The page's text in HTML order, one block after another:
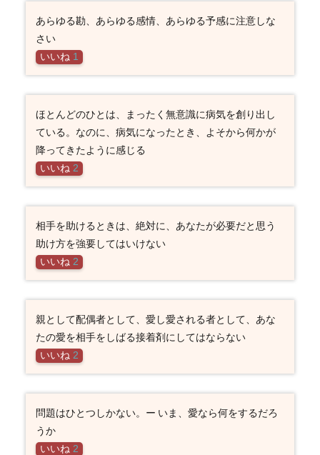
あらゆる勘、あらゆる感情、あらゆる予感に注意しな
さい
いいね 1
ほとんどのひとは、まったく無意識に病気を創り出し
ている。なのに、病気になったとき、よそから何かが
降ってきたように感じる
いいね 2
相手を助けるときは、絶対に、あなたが必要だと思う
助け方を強要してはいけない
いいね 2
親として配偶者として、愛し愛される者として、あな
たの愛を相手をしばる接着剤にしてはならない
いいね 2
問題はひとつしかない。ー いま、愛なら何をするだろ
うか
いいね 2